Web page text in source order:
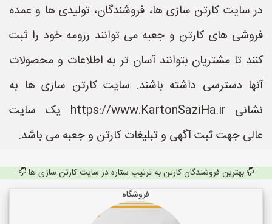
در سایت کارتن سازی ها، فروشندگان، تولیدی ها و عمده
فروشی های کارتن و جعبه می توانند رزومه خود را ثبت
کنند تا مشتریان بتوانند آسان تر به اطلاعات و محصولات
آنها دسترسی داشته باشند. سایت کارتن سازی ها به
نشانی https://www.KartonSaziHa.ir یک سایت
عالی جهت ثبت آگهی و تبلیغات کارتن و جعبه می باشد.
بهترین فروشندگان کارتن به ترتیب ستاره در سایت کارتن سازی ها
فروشگاه